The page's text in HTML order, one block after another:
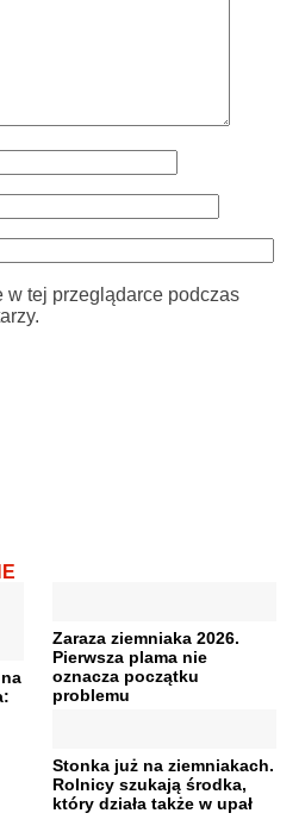
w tej przeglądarce podczas
Zaraza ziemniaka 2026.
Pierwsza plama nie
oznacza początku
problemu
Stonka już na ziemniakach.
Rolnicy szukają środka,
który działa także w upał